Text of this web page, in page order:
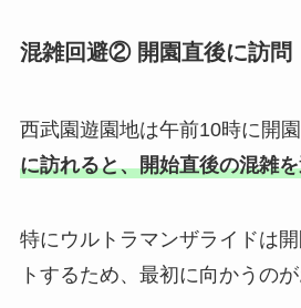
混雑回避② 開園直後に訪問
西武園遊園地は午前10時に開園
に訪れると、開始直後の混雑
特にウルトラマンザライドは
トするため、最初に向かうのが